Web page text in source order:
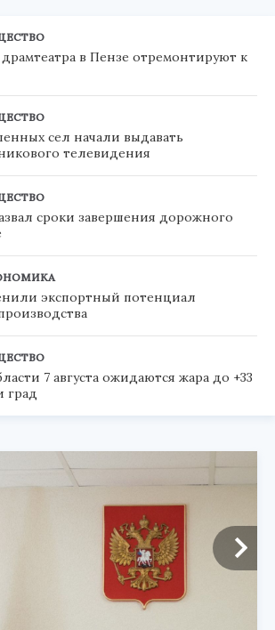
в Пензе отремонтируют к
сел начали выдавать
телевидения
сроки завершения дорожного
экспортный потенциал
7 августа ожидаются жара до +33
град